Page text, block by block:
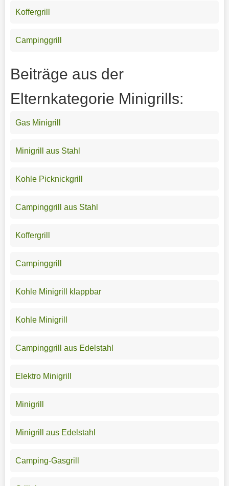
Koffergrill
Campinggrill
Beiträge aus der
Elternkategorie Minigrills:
Gas Minigrill
Minigrill aus Stahl
Kohle Picknickgrill
Campinggrill aus Stahl
Koffergrill
Campinggrill
Kohle Minigrill klappbar
Kohle Minigrill
Campinggrill aus Edelstahl
Elektro Minigrill
Minigrill
Minigrill aus Edelstahl
Camping-Gasgrill